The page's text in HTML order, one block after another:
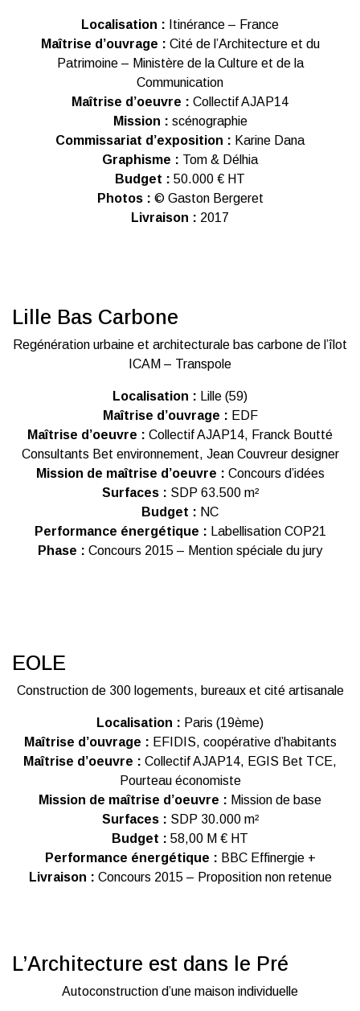
Localisation : Itinérance – France
Maîtrise d’ouvrage : Cité de l’Architecture et du
Patrimoine – Ministère de la Culture et de la
Communication
Maîtrise d’oeuvre : Collectif AJAP14
Mission : scénographie
Commissariat d’exposition : Karine Dana
Graphisme : Tom & Délhia
Budget : 50.000 € HT
Photos : © Gaston Bergeret
Livraison : 2017
Lille Bas Carbone
Regénération urbaine et architecturale bas carbone de l’îlot
ICAM – Transpole
Localisation : Lille (59)
Maîtrise d’ouvrage : EDF
Maîtrise d’oeuvre : Collectif AJAP14, Franck Boutté
Consultants Bet environnement, Jean Couvreur designer
Mission de maîtrise d’oeuvre : Concours d’idées
Surfaces : SDP 63.500 m²
Budget : NC
Performance énergétique : Labellisation COP21
Phase : Concours 2015 – Mention spéciale du jury
EOLE
Construction de 300 logements, bureaux et cité artisanale
Localisation : Paris (19ème)
Maîtrise d’ouvrage : EFIDIS, coopérative d’habitants
Maîtrise d’oeuvre : Collectif AJAP14, EGIS Bet TCE,
Pourteau économiste
Mission de maîtrise d’oeuvre : Mission de base
Surfaces : SDP 30.000 m²
Budget : 58,00 M € HT
Performance énergétique : BBC Effinergie +
Livraison : Concours 2015 – Proposition non retenue
L’Architecture est dans le Pré
Autoconstruction d’une maison individuelle